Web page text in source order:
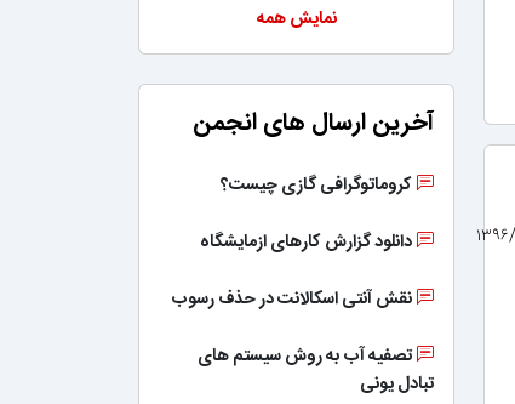
نمایش همه
آخرین ارسال های انجمن
کروماتوگرافی گازی چیست؟
دانلود گزارش کارهای ازمایشگاه
نقش آنتی اسکالانت در حذف رسوب
تصفیه آب به روش سیستم های
تبادل یونی